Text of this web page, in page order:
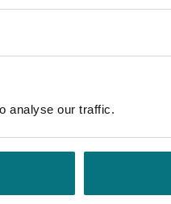
analyse our traffic.